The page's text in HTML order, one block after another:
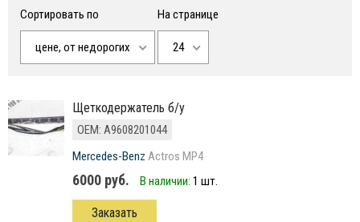
Сортировать по
цене, от недорогих
На странице
24
Щеткодержатель б/у
ОЕМ: A9608201044
Mercedes-Benz Actros MP4
6000 руб. В наличии: 1 шт.
Заказать